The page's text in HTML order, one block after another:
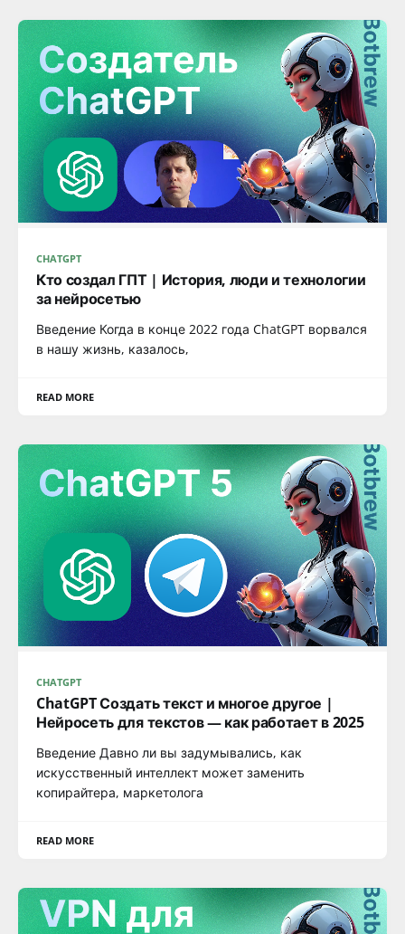
CHATGPT
Кто создал ГПТ | История, люди и технологии
за нейросетью
Введение Когда в конце 2022 года ChatGPT ворвался
в нашу жизнь, казалось,
READ MORE
CHATGPT
ChatGPT Создать текст и многое другое |
Нейросеть для текстов — как работает в 2025
Введение Давно ли вы задумывались, как
искусственный интеллект может заменить
копирайтера, маркетолога
READ MORE